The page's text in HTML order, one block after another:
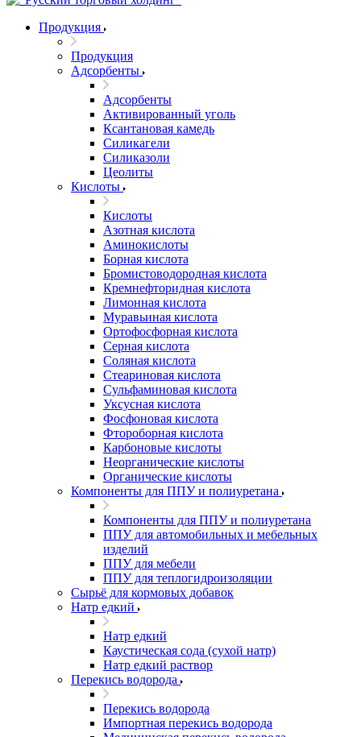
Продукция
Продукция
Адсорбенты
Адсорбенты
Активированный уголь
Ксантановая камедь
Силикагели
Силиказоли
Цеолиты
Кислоты
Кислоты
Азотная кислота
Аминокислоты
Борная кислота
Бромистоводородная кислота
Кремнефторидная кислота
Лимонная кислота
Муравьиная кислота
Ортофосфорная кислота
Серная кислота
Соляная кислота
Стеариновая кислота
Сульфаминовая кислота
Уксусная кислота
Фосфоновая кислота
Фтороборная кислота
Карбоновые кислоты
Неорганические кислоты
Органические кислоты
Компоненты для ППУ и полиуретана
Компоненты для ППУ и полиуретана
ППУ для автомобильных и мебельных
изделий
ППУ для мебели
ППУ для теплогидроизоляции
Сырьё для кормовых добавок
Натр едкий
Натр едкий
Каустическая сода (сухой натр)
Натр едкий раствор
Перекись водорода
Перекись водорода
Импортная перекись водорода